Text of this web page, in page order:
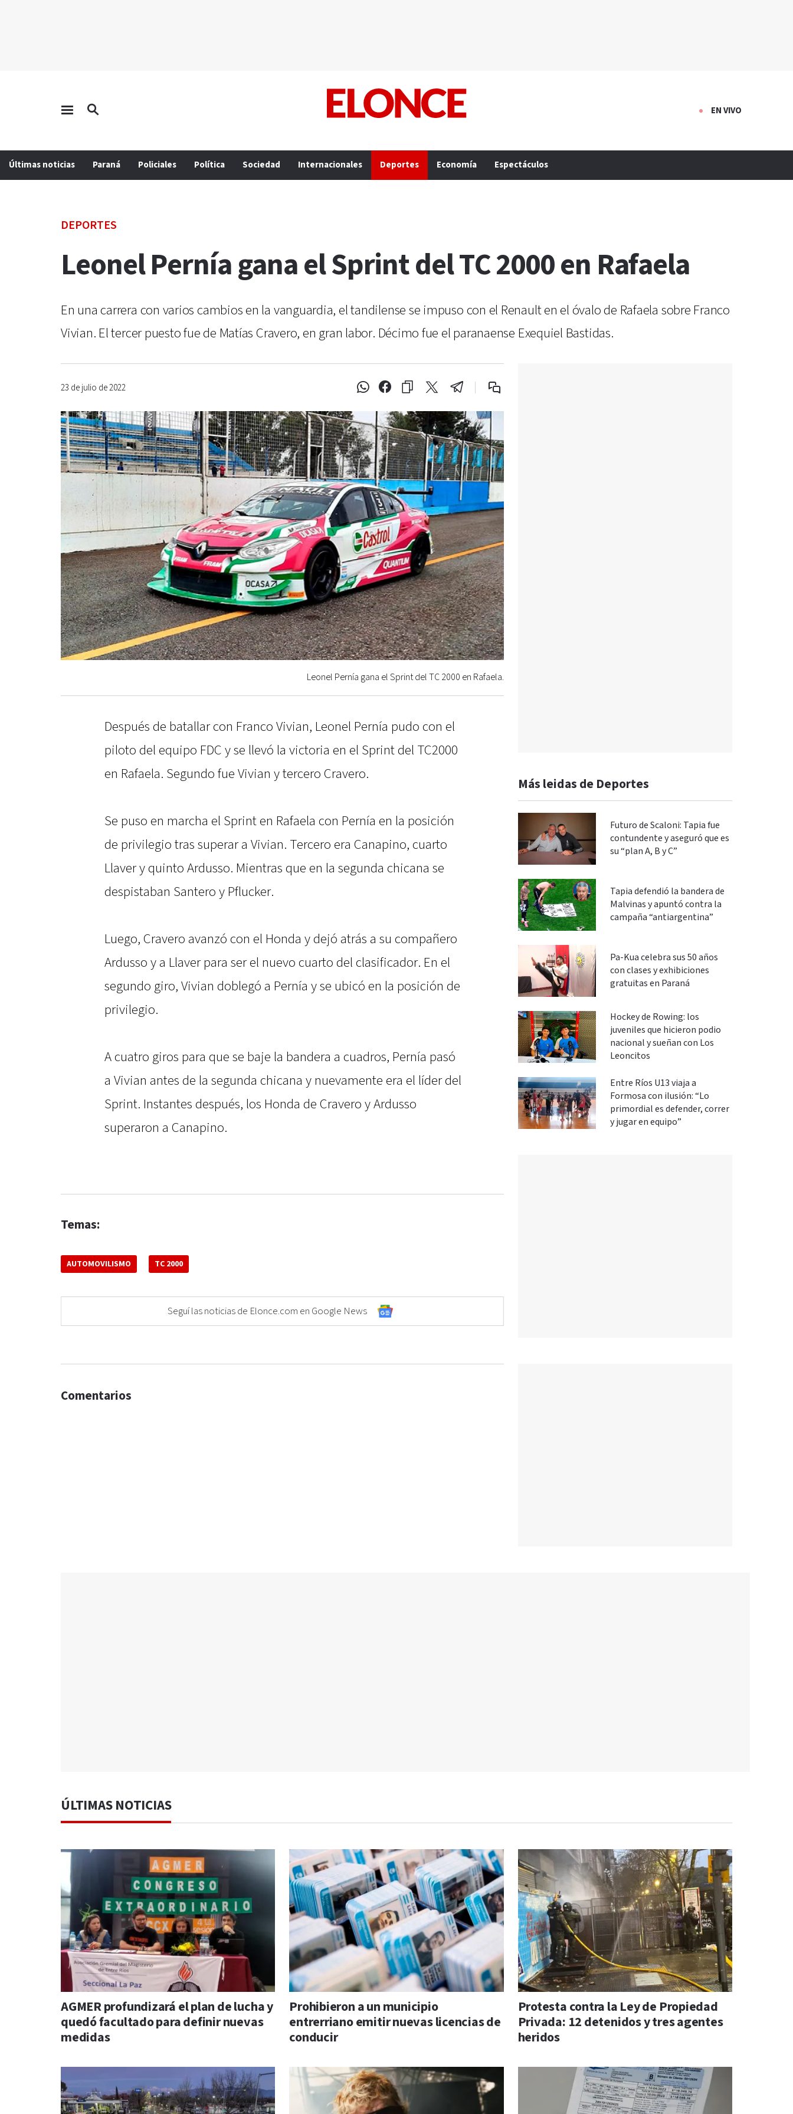
EN VIVO
Últimas noticias Paraná Policiales Política Sociedad Internacionales Deportes Economía Espectáculos
DEPORTES
Leonel Pernía gana el Sprint del TC 2000 en Rafaela
En una carrera con varios cambios en la vanguardia, el tandilense se impuso con el Renault en el óvalo de Rafaela sobre Franco
Vivian. El tercer puesto fue de Matías Cravero, en gran labor. Décimo fue el paranaense Exequiel Bastidas.
23 de julio de 2022
Leonel Pernía gana el Sprint del TC 2000 en Rafaela.
Después de batallar con Franco Vivian, Leonel Pernía pudo con el
piloto del equipo FDC y se llevó la victoria en el Sprint del TC2000
en Rafaela. Segundo fue Vivian y tercero Cravero.
Se puso en marcha el Sprint en Rafaela con Pernía en la posición
de privilegio tras superar a Vivian. Tercero era Canapino, cuarto
Llaver y quinto Ardusso. Mientras que en la segunda chicana se
despistaban Santero y Pflucker.
Luego, Cravero avanzó con el Honda y dejó atrás a su compañero
Ardusso y a Llaver para ser el nuevo cuarto del clasificador. En el
segundo giro, Vivian doblegó a Pernía y se ubicó en la posición de
privilegio.
A cuatro giros para que se baje la bandera a cuadros, Pernía pasó
a Vivian antes de la segunda chicana y nuevamente era el líder del
Sprint. Instantes después, los Honda de Cravero y Ardusso
superaron a Canapino.
Temas:
AUTOMOVILISMO TC 2000
Seguí las noticias de Elonce.com en Google News
Más leidas de Deportes
Futuro de Scaloni: Tapia fue
contundente y aseguró que es
su “plan A, B y C”
Tapia defendió la bandera de
Malvinas y apuntó contra la
campaña “antiargentina”
Pa-Kua celebra sus 50 años
con clases y exhibiciones
gratuitas en Paraná
Hockey de Rowing: los
juveniles que hicieron podio
nacional y sueñan con Los
Leoncitos
Entre Ríos U13 viaja a
Formosa con ilusión: “Lo
primordial es defender, correr
y jugar en equipo”
Comentarios
ÚLTIMAS NOTICIAS
AGMER profundizará el plan de lucha y
quedó facultado para definir nuevas
medidas
Prohibieron a un municipio
entrerriano emitir nuevas licencias de
conducir
Protesta contra la Ley de Propiedad
Privada: 12 detenidos y tres agentes
heridos